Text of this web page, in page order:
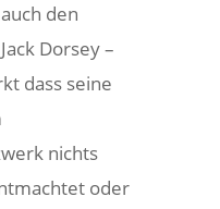
den
Dorsey –
dass seine
nichts
oder